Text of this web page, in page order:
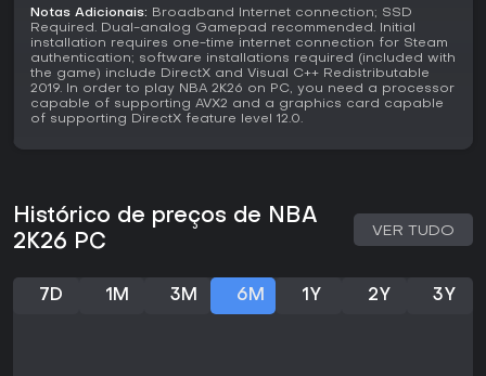
Notas Adicionais: Broadband Internet connection; SSD
Required. Dual-analog Gamepad recommended. Initial
installation requires one-time internet connection for Steam
authentication; software installations required (included with
the game) include DirectX and Visual C++ Redistributable
2019. In order to play NBA 2K26 on PC, you need a processor
capable of supporting AVX2 and a graphics card capable
of supporting DirectX feature level 12.0.
Histórico de preços de NBA
2K26 PC
VER TUDO
7D 1M 3M 6M 1Y 2Y 3Y